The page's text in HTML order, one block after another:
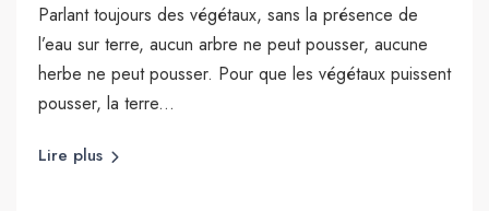
Parlant toujours des végétaux, sans la présence de
l’eau sur terre, aucun arbre ne peut pousser, aucune
herbe ne peut pousser. Pour que les végétaux puissent
pousser, la terre...
Lire plus